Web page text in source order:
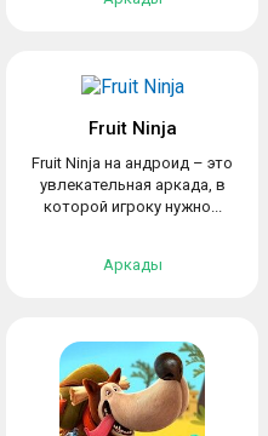
Fruit Ninja
Fruit Ninja на андроид – это
увлекательная аркада, в
которой игроку нужно...
Аркады